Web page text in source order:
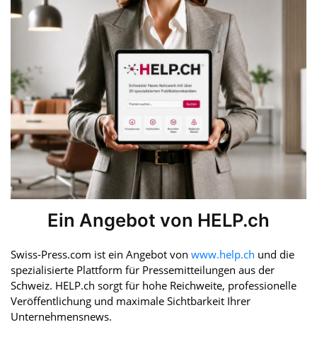
Ein Angebot von HELP.ch
Swiss-Press.com ist ein Angebot von www.help.ch und die
spezialisierte Plattform für Pressemitteilungen aus der
Schweiz. HELP.ch sorgt für hohe Reichweite, professionelle
Veröffentlichung und maximale Sichtbarkeit Ihrer
Unternehmensnews.